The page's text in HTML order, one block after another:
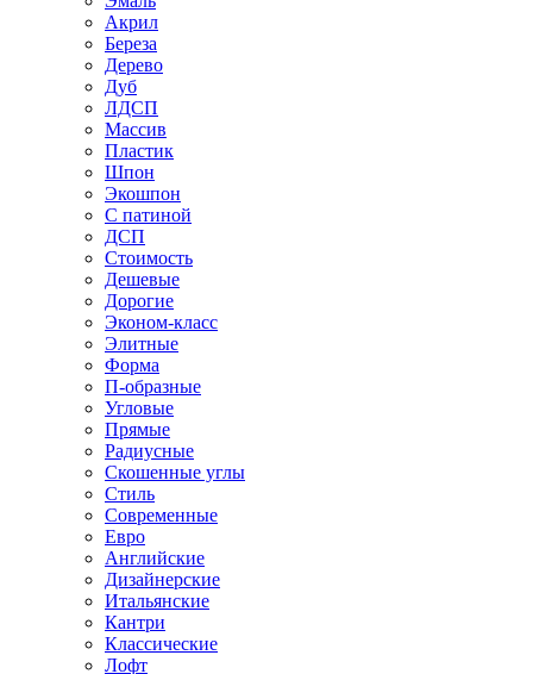
Акрил
Береза
Дерево
Дуб
ЛДСП
Массив
Пластик
Шпон
Экошпон
С патиной
ДСП
Стоимость
Дешевые
Дорогие
Эконом-класс
Элитные
Форма
П-образные
Угловые
Прямые
Радиусные
Скошенные углы
Стиль
Современные
Евро
Английские
Дизайнерские
Итальянские
Кантри
Классические
Лофт